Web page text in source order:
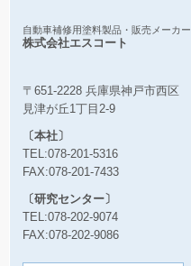
自動車補修用塗料製品・販売メーカー
株式会社エスコート
〒651-2228 兵庫県神戸市西区
見津が丘1丁目2-9
〔本社〕
TEL:078-201-5316
FAX:078-201-7433
〔研究センター〕
TEL:078-202-9074
FAX:078-202-9086